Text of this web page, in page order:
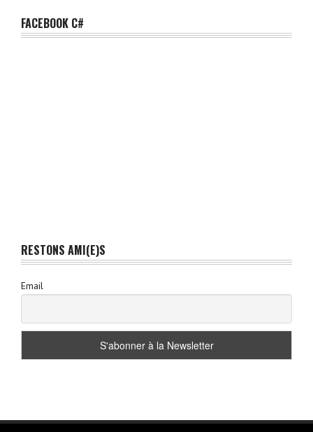
FACEBOOK C#
RESTONS AMI(E)S
Email